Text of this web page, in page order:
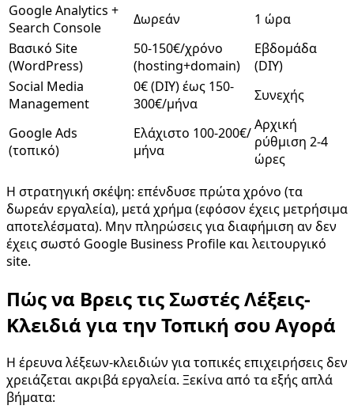
Google Analytics +
Search Console
Δωρεάν
1 ώρα
Βασικό Site
(WordPress)
50-150€/χρόνο
(hosting+domain)
Εβδομάδα
(DIY)
Social Media
Management
0€ (DIY) έως 150-
300€/μήνα
Συνεχής
Google Ads
(τοπικό)
Ελάχιστο 100-200€/
μήνα
Αρχική
ρύθμιση 2-4
ώρες
Η στρατηγική σκέψη: επένδυσε πρώτα χρόνο (τα
δωρεάν εργαλεία), μετά χρήμα (εφόσον έχεις μετρήσιμα
αποτελέσματα). Μην πληρώσεις για διαφήμιση αν δεν
έχεις σωστό Google Business Profile και λειτουργικό
site.
Πώς να Βρεις τις Σωστές Λέξεις-
Κλειδιά για την Τοπική σου Αγορά
Η έρευνα λέξεων-κλειδιών για τοπικές επιχειρήσεις δεν
χρειάζεται ακριβά εργαλεία. Ξεκίνα από τα εξής απλά
βήματα: